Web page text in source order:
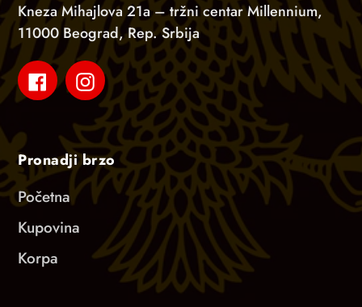
Kneza Mihajlova 21a – tržni centar Millennium,
11000 Beograd, Rep. Srbija
FacebookInstagram
Pronadji brzo
Početna
Kupovina
Korpa